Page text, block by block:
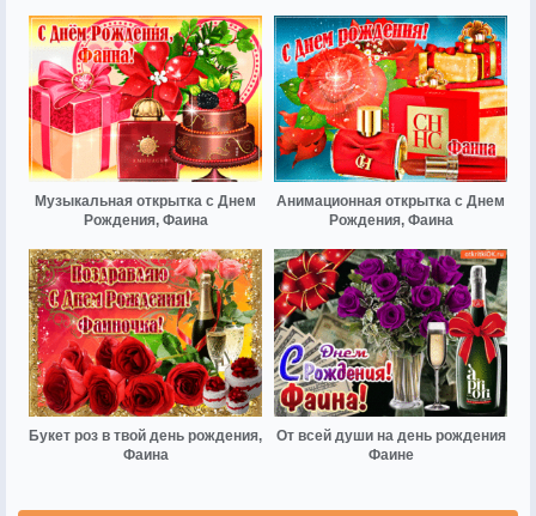
Музыкальная открытка с Днем
Рождения, Фаина
Анимационная открытка с Днем
Рождения, Фаина
Букет роз в твой день рождения,
Фаина
От всей души на день рождения
Фаине